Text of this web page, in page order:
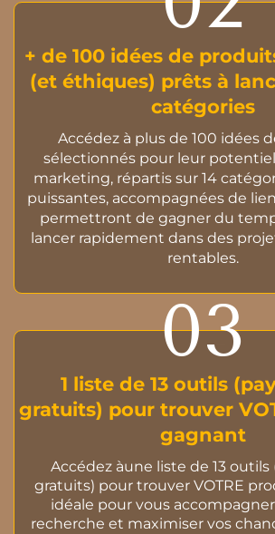
+ de 100 idées de
(et éthiques) prêts à
catégories
Accédez à plus de 100 idées
sélectionnés pour leur
marketing, répartis sur 14
puissantes, accompagnées de
permettront de gagner du
lancer rapidement dans des
rentables.
03
1 liste de 13 outils
gratuits) pour trouver
gagnant
Accédez àune liste de 13
gratuits) pour trouver VOTRE
idéale pour vous
recherche et maximiser vos